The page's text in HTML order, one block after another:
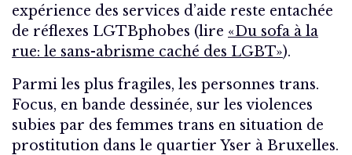
expérience des services d’aide reste entachée
de réflexes LGTBphobes (lire «Du sofa à la
rue: le sans-abrisme caché des LGBT»).
Parmi les plus fragiles, les personnes trans.
Focus, en bande dessinée, sur les violences
subies par des femmes trans en situation de
prostitution dans le quartier Yser à Bruxelles.